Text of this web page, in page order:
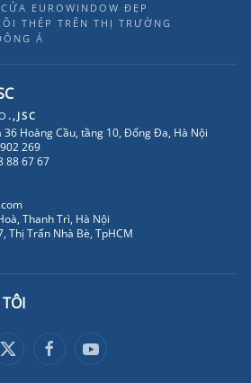
EUROWINDOW ĐẸP
THÉP TRÊN THỊ TRƯỜNG
Á
.,JSC
36 Hoàng Cầu, tầng 10, Đống Đa, Hà Nội
269
88 67 67
Thanh Trì, Hà Nội
Thị Trấn Nhà Bè, TpHCM